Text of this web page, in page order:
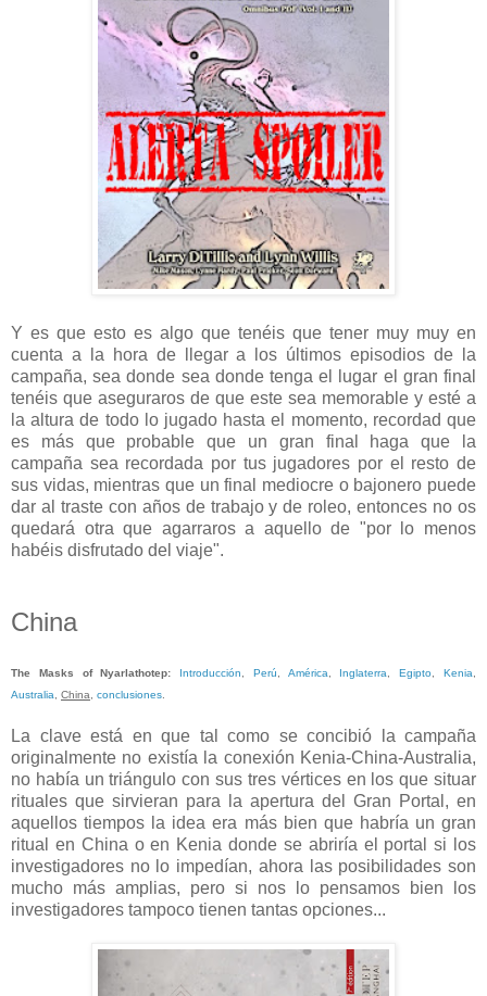
Y es que esto es algo que tenéis que tener muy muy en
cuenta a la hora de llegar a los últimos episodios de la
campaña, sea donde sea donde tenga el lugar el gran final
tenéis que aseguraros de que este sea memorable y esté a
la altura de todo lo jugado hasta el momento, recordad que
es más que probable que un gran final haga que la
campaña sea recordada por tus jugadores por el resto de
sus vidas, mientras que un final mediocre o bajonero puede
dar al traste con años de trabajo y de roleo, entonces no os
quedará otra que agarraros a aquello de "por lo menos
habéis disfrutado del viaje".
China
The Masks of Nyarlathotep: Introducción Perú América Inglaterra ,Egipto ,Kenia
Australia
China conclusiones
La clave está en que tal como se concibió la campaña
originalmente no existía la conexión Kenia-China-Australia,
no había un triángulo con sus tres vértices en los que situar
rituales que sirvieran para la apertura del Gran Portal, en
aquellos tiempos la idea era más bien que habría un gran
ritual en China o en Kenia donde se abriría el portal si los
investigadores no lo impedían, ahora las posibilidades son
mucho más amplias, pero si nos lo pensamos bien los
investigadores tampoco tienen tantas opciones...